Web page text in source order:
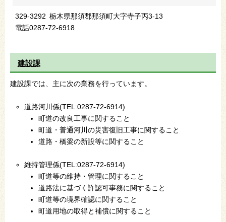
329-3292 栃木県那須郡那須町大字寺子丙3-13
電話0287-72-6918
建設課
建設課では、主に次の業務を行っています。
道路河川係(TEL:0287-72-6914)
町道の改良工事に関すること
町道・普通河川の災害復旧工事に関すること
道路・橋梁の新設等に関すること
維持管理係(TEL:0287-72-6914)
町道等の維持・管理に関すること
道路法に基づく許認可事務に関すること
町道等の境界確認に関すること
町道用地の取得と補償に関すること